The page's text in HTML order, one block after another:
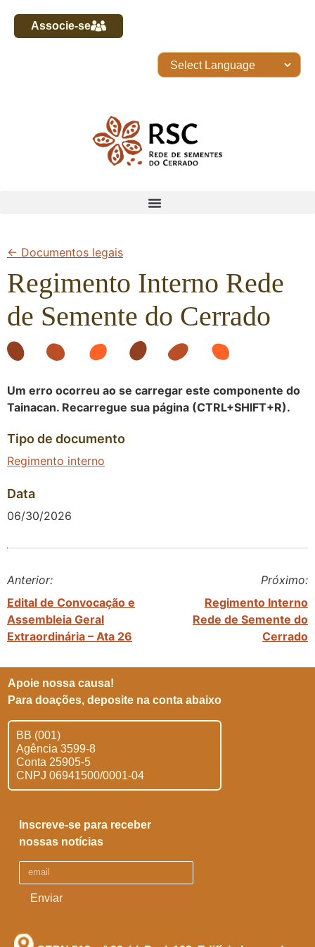
Associe-se
← Documentos legais
Regimento Interno Rede
de Semente do Cerrado
Tipo de documento
Regimento interno
Data
06/30/2026
Um erro ocorreu ao se carregar este componente do
Tainacan. Recarregue sua página (CTRL+SHIFT+R).
Anterior:
Edital de Convocação e
Assembleia Geral
Extraordinária – Ata 26
Próximo:
Regimento Interno
Rede de Semente do
Cerrado
Apoie nossa causa!
Para doações, deposite na conta abaixo
BB (001)
Agência 3599-8
Conta 25905-5
CNPJ 06941500/0001-04
Enviar
Inscreve-se para receber
nossas notícias